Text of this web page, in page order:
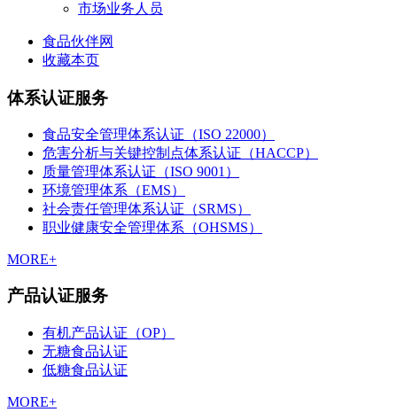
市场业务人员
食品伙伴网
收藏本页
体系认证服务
食品安全管理体系认证（ISO 22000）
危害分析与关键控制点体系认证（HACCP）
质量管理体系认证（ISO 9001）
环境管理体系（EMS）
社会责任管理体系认证（SRMS）
职业健康安全管理体系（OHSMS）
MORE+
产品认证服务
有机产品认证（OP）
无糖食品认证
低糖食品认证
MORE+